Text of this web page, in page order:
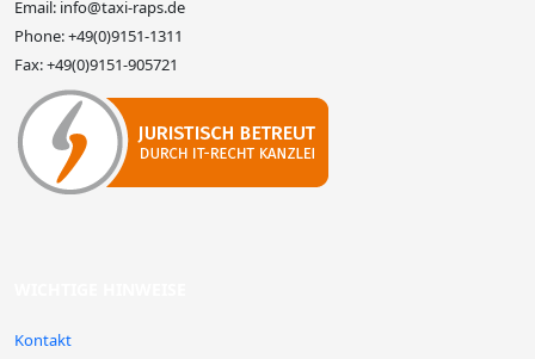
Email: info@taxi-raps.de
Phone:+49(0)9151-1311
Fax:+49(0)9151-905721
Kontakt